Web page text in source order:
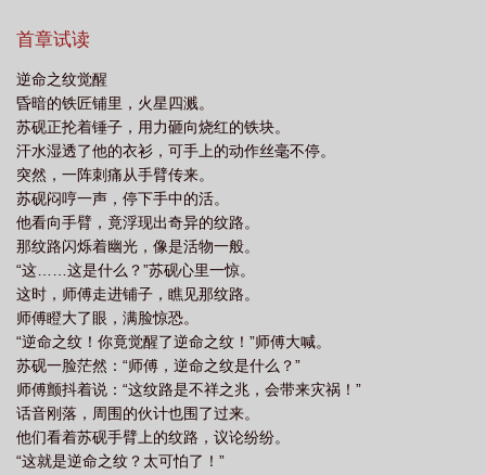
首章试读
逆命之纹觉醒
昏暗的铁匠铺里，火星四溅。
苏砚正抡着锤子，用力砸向烧红的铁块。
汗水湿透了他的衣衫，可手上的动作丝毫不停。
突然，一阵刺痛从手臂传来。
苏砚闷哼一声，停下手中的活。
他看向手臂，竟浮现出奇异的纹路。
那纹路闪烁着幽光，像是活物一般。
“这……这是什么？”苏砚心里一惊。
这时，师傅走进铺子，瞧见那纹路。
师傅瞪大了眼，满脸惊恐。
“逆命之纹！你竟觉醒了逆命之纹！”师傅大喊。
苏砚一脸茫然：“师傅，逆命之纹是什么？”
师傅颤抖着说：“这纹路是不祥之兆，会带来灾祸！”
话音刚落，周围的伙计也围了过来。
他们看着苏砚手臂上的纹路，议论纷纷。
“这就是逆命之纹？太可怕了！”